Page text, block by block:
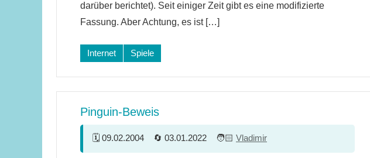
darüber berichtet). Seit einiger Zeit gibt es eine modifizierte
Fassung. Aber Achtung, es ist […]
Internet Spiele
Pinguin-Beweis
09.02.2004 03.01.2022 Vladimir